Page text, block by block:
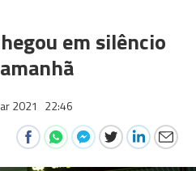
em silêncio
2021 22:46